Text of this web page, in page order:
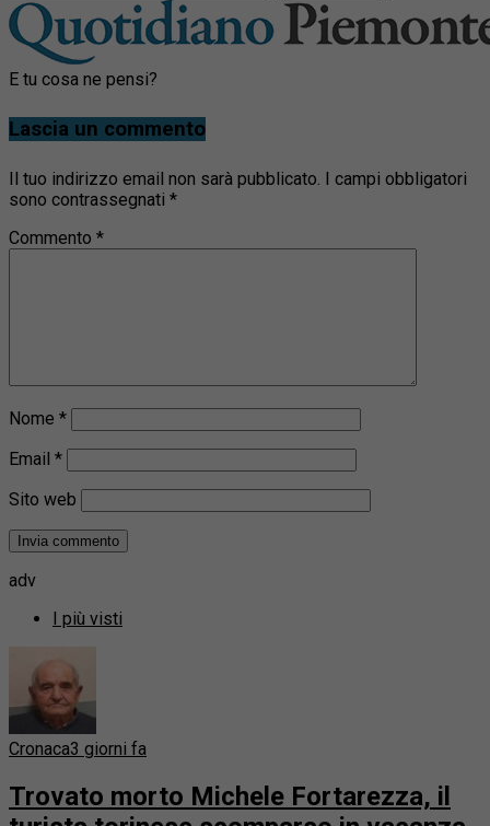
E tu cosa ne pensi?
Lascia un commento
Il tuo indirizzo email non sarà pubblicato. I campi obbligatori
sono contrassegnati *
Commento *
Nome *
Email *
Sito web
adv
I più visti
Cronaca3 giorni fa
Trovato morto Michele Fortarezza, il